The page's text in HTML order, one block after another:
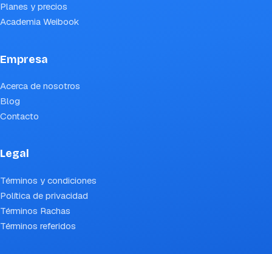
Planes y precios
Academia Weibook
Empresa
Acerca de nosotros
Blog
Contacto
Legal
Términos y condiciones
Política de privacidad
Términos Rachas
Términos referidos